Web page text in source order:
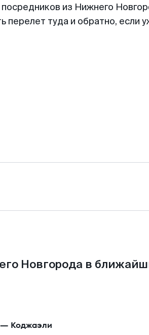
из Нижнего
туда и обратно, если
Новгорода в
— Коджаэли